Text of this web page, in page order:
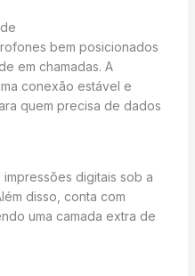
bem posicionados
em chamadas. A
conexão estável e
quem precisa de dados
digitais sob a
disso, conta com
uma camada extra de